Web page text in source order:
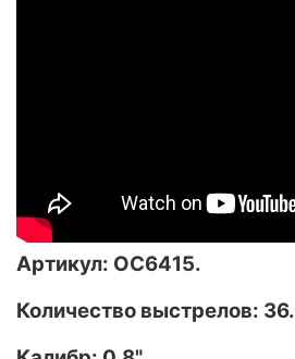
Артикул: ОС6415.
Количество выстрелов: 36.